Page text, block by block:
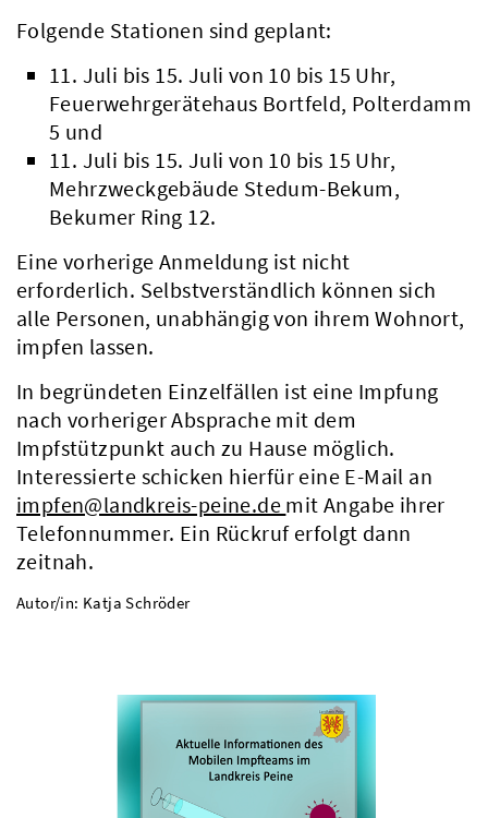
Folgende Stationen sind geplant:
11. Juli bis 15. Juli von 10 bis 15 Uhr,
Feuerwehrgerätehaus Bortfeld, Polterdamm
5 und
11. Juli bis 15. Juli von 10 bis 15 Uhr,
Mehrzweckgebäude Stedum-Bekum,
Bekumer Ring 12.
Eine vorherige Anmeldung ist nicht
erforderlich. Selbstverständlich können sich
alle Personen, unabhängig von ihrem Wohnort,
impfen lassen.
In begründeten Einzelfällen ist eine Impfung
nach vorheriger Absprache mit dem
Impfstützpunkt auch zu Hause möglich.
Interessierte schicken hierfür eine E-Mail an
impfen@landkreis-peine.de mit Angabe ihrer
Telefonnummer. Ein Rückruf erfolgt dann
zeitnah.
Autor/in: Katja Schröder